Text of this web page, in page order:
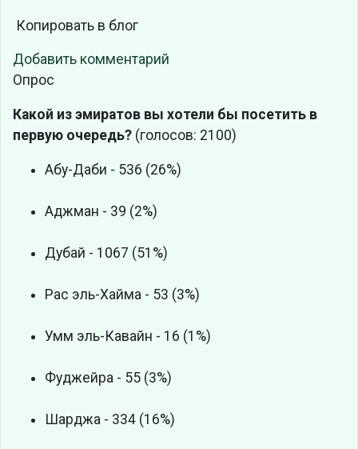
Копировать в блог
Добавить комментарий
Опрос
Какой из эмиратов вы хотели бы посетить в
первую очередь? (голосов: 2100)
Абу-Даби - 536 (26%)
Аджман - 39 (2%)
Дубай - 1067 (51%)
Рас эль-Хайма - 53 (3%)
Умм эль-Кавайн - 16 (1%)
Фуджейра - 55 (3%)
Шарджа - 334 (16%)